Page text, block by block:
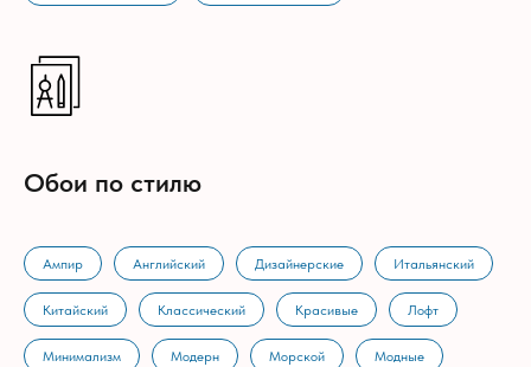
Обои по стилю
Ампир Английский Дизайнерские Итальянский
Китайский Классический Красивые Лофт
Минимализм Модерн Морской Модные